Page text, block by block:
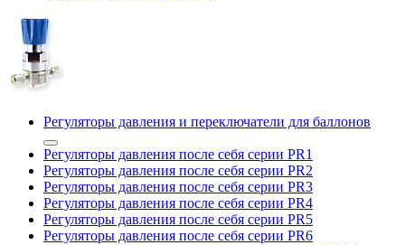
Регуляторы давления и переключатели для баллонов
Регуляторы давления после себя серии PR1
Регуляторы давления после себя серии PR2
Регуляторы давления после себя серии PR3
Регуляторы давления после себя серии PR4
Регуляторы давления после себя серии PR5
Регуляторы давления после себя серии PR6